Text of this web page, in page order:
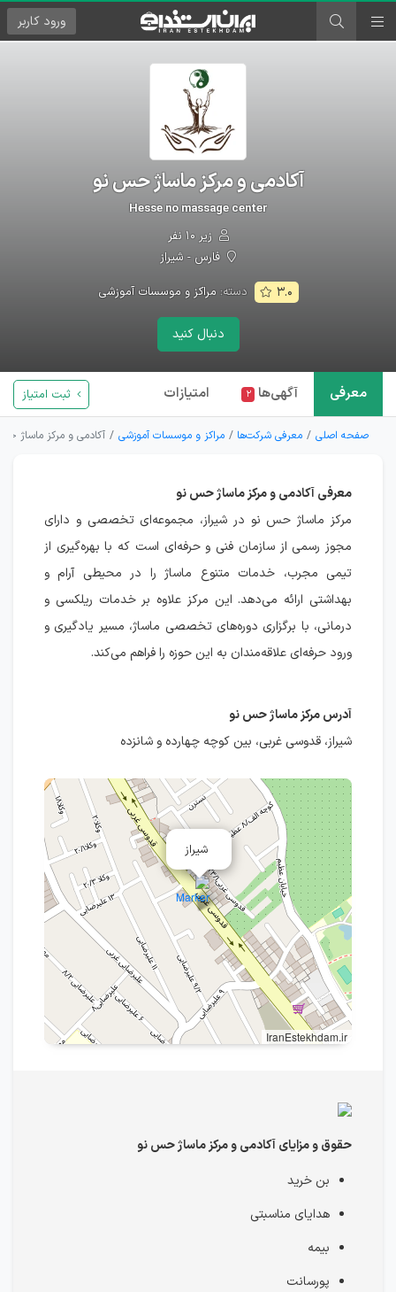
ورود کاربر
آکادمی و مرکز ماساژ حس نو
Hesse no massage center
زیر ۱۰ نفر
فارس - شیراز
۳.۰ دسته:مراکز و موسسات آموزشی
دنبال کنید
معرفی آگهی‌ها ۲ امتیازات ثبت امتیاز
صفحه اصلی معرفی شرکت‌ها مراکز و موسسات آموزشی آکادمی و مرکز ماساژ
معرفی آکادمی و مرکز ماساژ حس نو
مرکز ماساژ حس نو در شیراز، مجموعه‌ای تخصصی و دارای
مجوز رسمی از سازمان فنی و حرفه‌ای است که با بهره‌گیری از
تیمی مجرب، خدمات متنوع ماساژ را در محیطی آرام و
بهداشتی ارائه می‌دهد. این مرکز علاوه بر خدمات ریلکسی و
درمانی، با برگزاری دوره‌های تخصصی ماساژ، مسیر یادگیری و
ورود حرفه‌ای علاقه‌مندان به این حوزه را فراهم می‌کند.
آدرس مرکز ماساژ حس نو
شیراز، قدوسی غربی، بین کوچه چهارده و شانزده
شیراز
IranEstekhdam.ir
حقوق و مزایای آکادمی و مرکز ماساژ حس نو
بن خرید
هدایای مناسبتی
بیمه
پورسانت